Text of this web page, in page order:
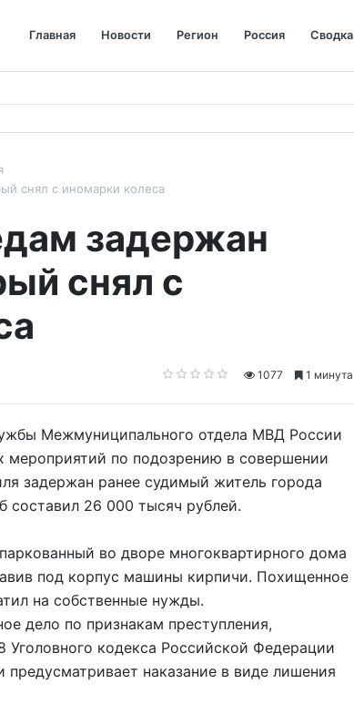
Главная Новости Регион Россия Сводка
снял с иномарки колеса
задержан
снял с
1077 1 минута
Межмуниципального отдела МВД России
по подозрению в совершении
задержан ранее судимый житель города
составил 26 000 тысяч рублей.
во дворе многоквартирного дома
под корпус машины кирпичи. Похищенное
на собственные нужды.
дело по признакам преступления,
Уголовного кодекса Российской Федерации
наказание в виде лишения